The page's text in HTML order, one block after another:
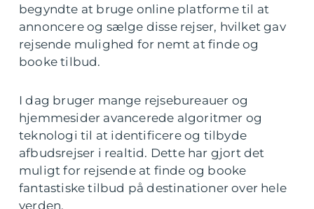
begyndte at bruge online platforme til at
annoncere og sælge disse rejser, hvilket gav
rejsende mulighed for nemt at finde og
booke tilbud.
I dag bruger mange rejsebureauer og
hjemmesider avancerede algoritmer og
teknologi til at identificere og tilbyde
afbudsrejser i realtid. Dette har gjort det
muligt for rejsende at finde og booke
fantastiske tilbud på destinationer over hele
verden.